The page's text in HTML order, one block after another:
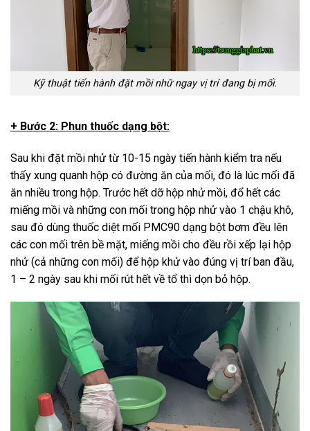
Kỹ thuật tiến hành đặt mồi nhữ ngay vị trí đang bị mối.
+ Bước 2: Phun thuốc dạng bột:
Sau khi đặt mồi nhử từ 10-15 ngày tiến hành kiểm tra nếu
thấy xung quanh hộp có đường ăn của mối, đó là lúc mối đã
ăn nhiều trong hộp. Trước hết dỡ hộp nhử mồi, đổ hết các
miếng mồi và những con mối trong hộp nhử vào 1 chậu khô,
sau đó dùng thuốc diệt mối PMC90 dạng bột bơm đều lên
các con mối trên bề mặt, miếng mồi cho đều rồi xếp lại hộp
nhử (cả những con mối) để hộp khử vào đúng vị trí ban đầu,
1 – 2 ngày sau khi mối rút hết về tổ thì dọn bỏ hộp.